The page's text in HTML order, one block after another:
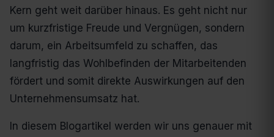
Kern geht weit darüber hinaus. Es geht nicht nur
um kurzfristige Freude und Vergnügen, sondern
darum, ein Arbeitsumfeld zu schaffen, das
langfristig das Wohlbefinden der Mitarbeitenden
fördert und somit direkte Auswirkungen auf den
Unternehmensumsatz hat.
In diesem Blogartikel werden wir uns genauer mit